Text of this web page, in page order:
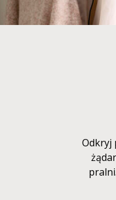
Odkryj